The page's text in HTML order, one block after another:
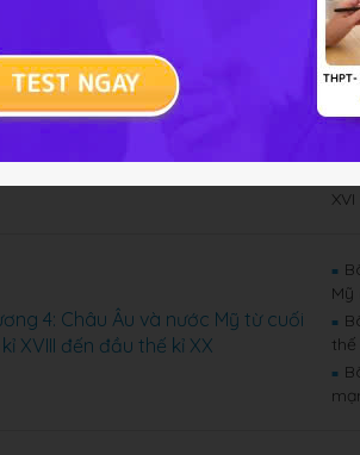
3: Việt Nam từ đầu thế kỉ XVI
thế kỉ XVIII
■
■
■
XVI
4: Châu Âu và nước Mỹ từ cuối
XVIII đến đầu thế kỉ XX
■
Mỹ
■
thế
■